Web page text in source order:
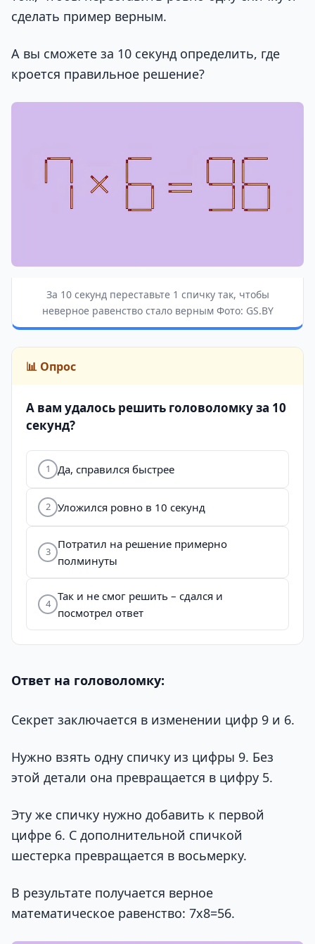
сделать пример верным.
А вы сможете за 10 секунд определить, где
кроется правильное решение?
За 10 секунд переставьте 1 спичку так, чтобы
неверное равенство стало верным Фото: GS.BY
📊 Опрос
А вам удалось решить головоломку за 10
секунд?
1 Да, справился быстрее
2 Уложился ровно в 10 секунд
3
Потратил на решение примерно
полминуты
4
Так и не смог решить – сдался и
посмотрел ответ
Ответ на головоломку:
Секрет заключается в изменении цифр 9 и 6.
Нужно взять одну спичку из цифры 9. Без
этой детали она превращается в цифру 5.
Эту же спичку нужно добавить к первой
цифре 6. С дополнительной спичкой
шестерка превращается в восьмерку.
В результате получается верное
математическое равенство: 7х8=56.